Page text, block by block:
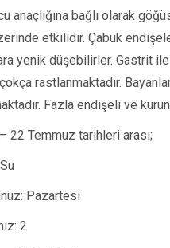
anaçlığına bağlı olarak
etkilidir. Çabuk
yenik düşebilirler. Gastrit
çokça rastlanmaktadır.
Fazla endişeli ve
22 Temmuz tarihleri arası;
Pazartesi
2